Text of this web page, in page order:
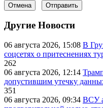
Отмена Отправить
Другие Новости
06 августа 2026, 15:08 В
соцсетях о притеснениях
262
06 августа 2026, 12:14
допустившим утечку
351
06 августа 2026, 09:34 ВСУ